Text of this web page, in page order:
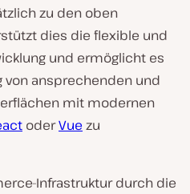
zu den oben
dies die flexible und
und ermöglicht es
von ansprechenden und
mit modernen
oderVue zu
Infrastruktur durch die